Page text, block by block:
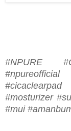
#NPURE
#mosturizer
#mui